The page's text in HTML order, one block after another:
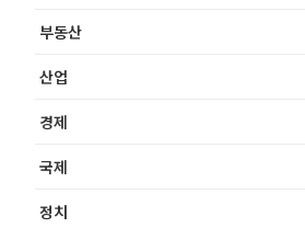
부동산
산업
경제
국제
정치